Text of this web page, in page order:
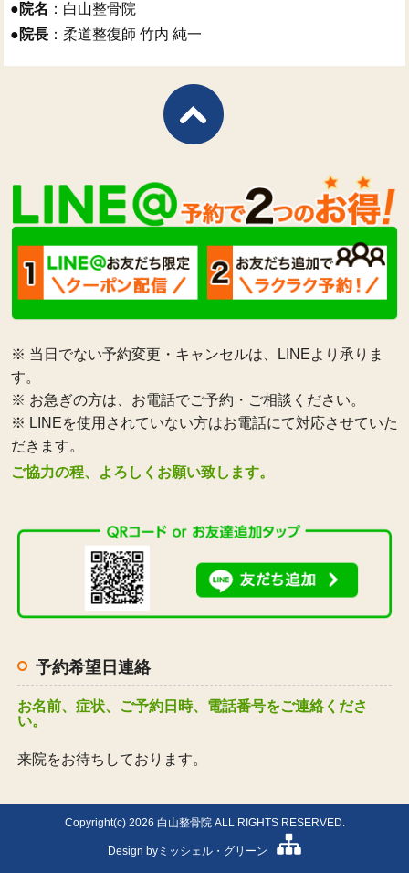
●院名 ：白山整骨院
●院長 ：柔道整復師 竹内 純一
※ 当日でない予約変更・キャンセルは、LINEより承りま
す。
※ お急ぎの方は、お電話でご予約・ご相談ください。
※ LINEを使用されていない方はお電話にて対応させていた
だきます。
ご協力の程、よろしくお願い致します。
予約希望日連絡
お名前、症状、ご予約日時、電話番号をご連絡くださ
い。
来院をお待ちしております。
Copyright(c) 2026 白山整骨院 ALL RIGHTS RESERVED.
Design by ミッシェル・グリーン